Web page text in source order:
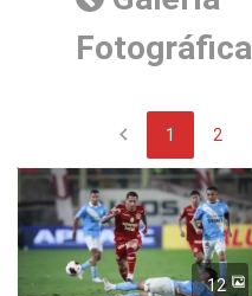
Fotográfica
chevron_left 1 2
12